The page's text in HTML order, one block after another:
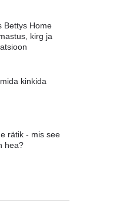
Bettys Home
kirg ja
kinkida
rätik - mis see
hea?